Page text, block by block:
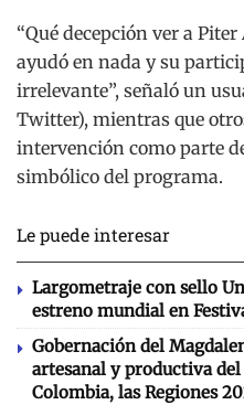
“Qué decepción ver a
ayudó en nada y su
irrelevante”, señaló un
Twitter), mientras que
intervención como parte
simbólico del programa.
Le puede interesar
Largometraje con sello
estreno mundial en
Gobernación del
artesanal y productiva
Colombia, las Regiones